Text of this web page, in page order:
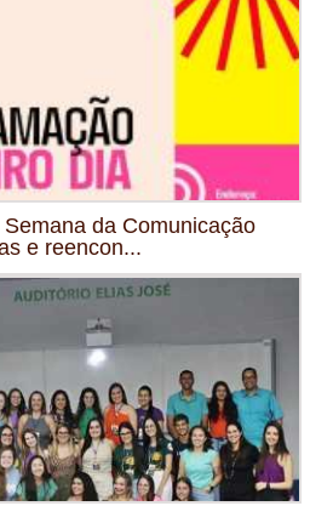
da Comunicação
e reencon...